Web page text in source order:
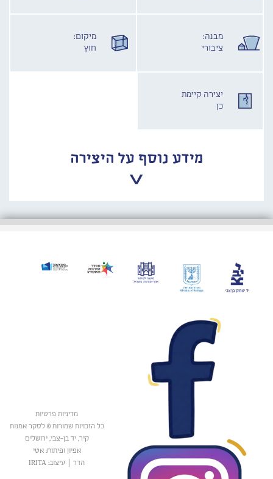
מבנה:
ציבורי
מיקום:
חוץ
יצירה קיימת
כן
מידע נוסף על היצירה
מדיניות פרטיות
כל הזכויות שמורות © לסקר אמנות
קיר, יד בן-צבי, ירושלים
אפיון ופיתוח: אטי
הדר
עיצוב: IRITA